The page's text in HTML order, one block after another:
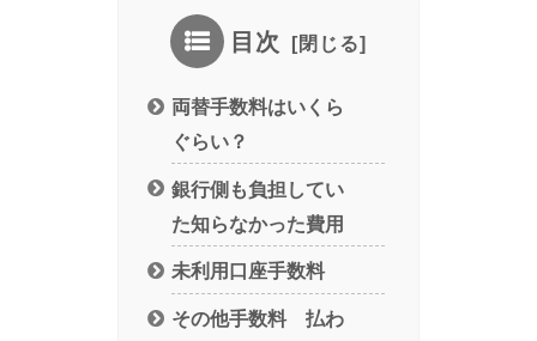
目次
両替手数料はいくら
ぐらい？
銀行側も負担してい
た知らなかった費用
未利用口座手数料
その他手数料 払わ